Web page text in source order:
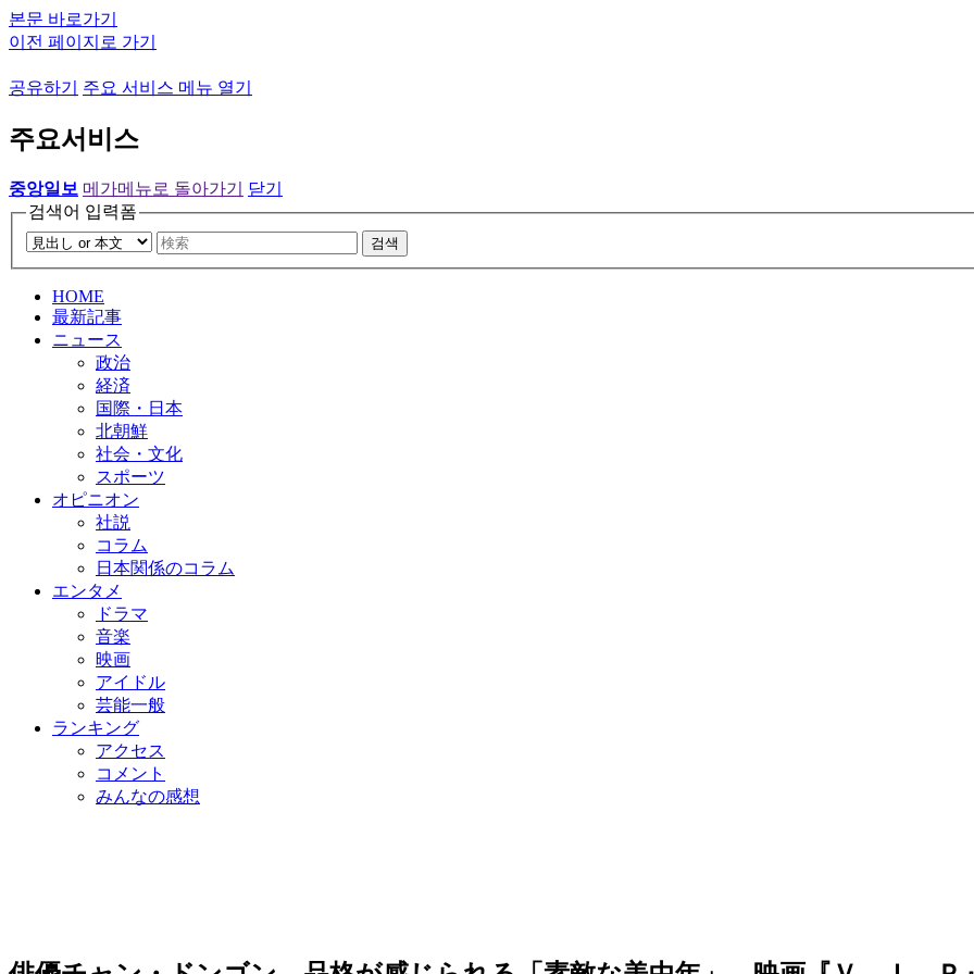
본문 바로가기
이전 페이지로 가기
공유하기 주요 서비스 메뉴 열기
주요서비스
중앙일보 메가메뉴로 돌아가기
닫기
검색어 입력폼
검색
HOME
最新記事
ニュース
政治
経済
国際・日本
北朝鮮
社会・文化
スポーツ
オピニオン
社説
コラム
日本関係のコラム
エンタメ
ドラマ
音楽
映画
アイドル
芸能一般
ランキング
アクセス
コメント
みんなの感想